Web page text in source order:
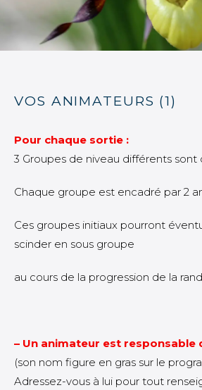
VOS ANIMATEURS (1)
Pour chaque sortie :
3 Groupes de niveau différents sont
Chaque groupe est encadré par 2
Ces groupes initiaux pourront
scinder en sous groupe
au cours de la progression de la
– Un animateur est responsable
(son nom figure en gras sur le
Adressez-vous à lui pour tout